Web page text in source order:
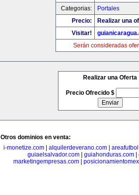
Categorias:
Portales
Precio:
Realizar una
Visitar!
Serán consideradas
Realizar una Oferta
Precio Ofrecido $
Otros dominios en venta:
i-monetize.com
alquilerdeverano.com
guiaelsalvador.com| guiahonduras.com|
marketingempresas.com